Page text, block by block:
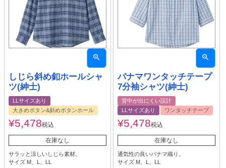
しじら斜め釦ホールシャ
ツ(紳士)
LLサイズあり
大きめボタン&斜めボタンホール
¥5,478税込
在庫なし
サラッと涼しいしじら素材。
サイズ M、L、LL
パナマワンタッチテープ
7分袖シャツ(紳士)
背中が出にくい設計
LLサイズあり
ワンタッチテープ
¥5,478税込
在庫なし
通気性の良いパナマ織り。
サイズ M、L、LL